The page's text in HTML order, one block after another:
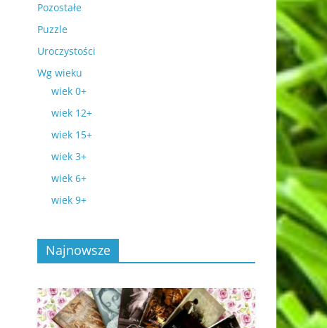
Pozostałe
Puzzle
Uroczystości
Wg wieku
wiek 0+
wiek 12+
wiek 15+
wiek 3+
wiek 6+
wiek 9+
Najnowsze